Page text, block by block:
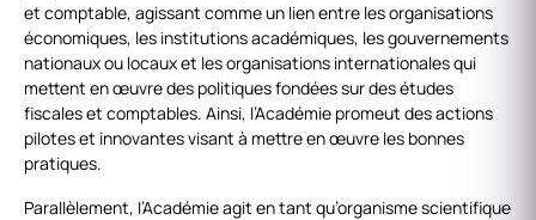
et comptable, agissant comme un lien entre les organisations
économiques, les institutions académiques, les gouvernements
nationaux ou locaux et les organisations internationales qui
mettent en œuvre des politiques fondées sur des études
fiscales et comptables. Ainsi, l’Académie promeut des actions
pilotes et innovantes visant à mettre en œuvre les bonnes
pratiques.
Parallèlement, l’Académie agit en tant qu’organisme scientifique